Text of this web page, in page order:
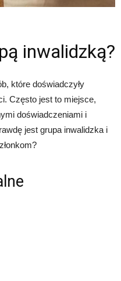
inwalidzką?
które doświadczyły
Często jest to miejsce,
doświadczeniami i
jest grupa inwalidzka i